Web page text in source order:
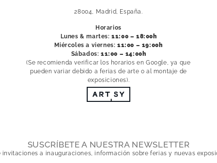
28004, Madrid, España.
Horarios
Lunes & martes: 11:00 – 18:00h
Miércoles a viernes:11:00 – 19:00h
Sábados: 11:00 – 14:00h
(Se recomienda verificar los horarios en Google, ya que
pueden variar debido a ferias de arte o al montaje de
exposiciones).
SUSCRÍBETE A NUESTRA NEWSLETTER
invitaciones a inauguraciones, información sobre ferias y nuevas